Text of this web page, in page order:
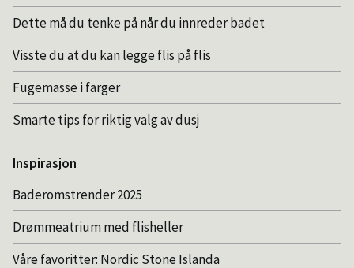
Dette må du tenke på når du innreder badet
Visste du at du kan legge flis på flis
Fugemasse i farger
Smarte tips for riktig valg av dusj
Inspirasjon
Baderomstrender 2025
Drømmeatrium med flisheller
Våre favoritter: Nordic Stone Islanda